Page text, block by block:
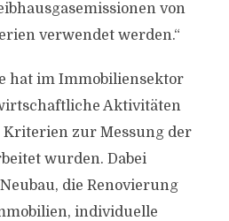
von
verwendet werden.“
hat im Immobiliensektor
Aktivitäten
zur Messung der
wurden. Dabei
die Renovierung
individuelle